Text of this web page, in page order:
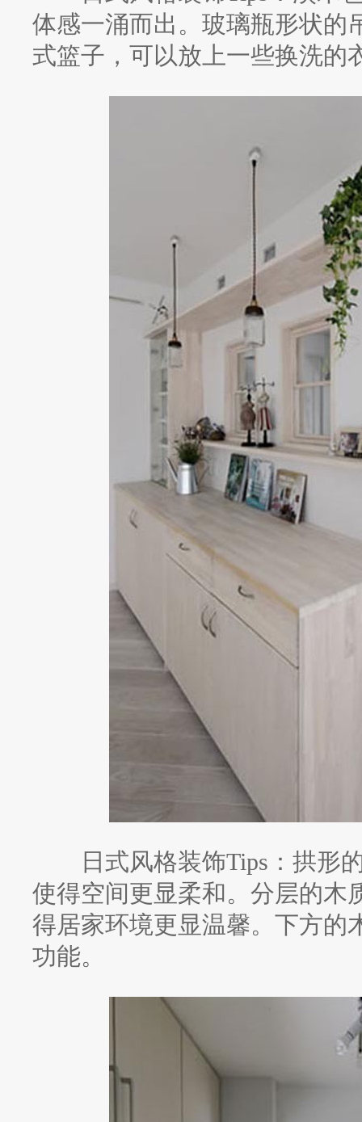
体感一涌而出。玻璃瓶形状的
式篮子，可以放上一些换洗的
日式风格装饰Tips：拱形的
使得空间更显柔和。分层的木
得居家环境更显温馨。下方的
功能。